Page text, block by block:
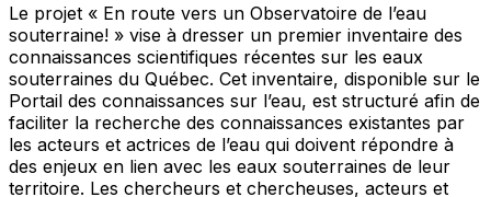
Le projet « En route vers un Observatoire de l’eau
souterraine! » vise à dresser un premier inventaire des
connaissances scientifiques récentes sur les eaux
souterraines du Québec. Cet inventaire, disponible sur le
Portail des connaissances sur l’eau, est structuré afin de
faciliter la recherche des connaissances existantes par
les acteurs et actrices de l’eau qui doivent répondre à
des enjeux en lien avec les eaux souterraines de leur
territoire. Les chercheurs et chercheuses, acteurs et